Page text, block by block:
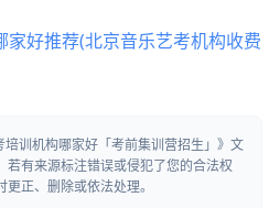
好推荐(北京音乐艺考机构收费
培训机构哪家好「考前集训营招生」》文
有来源标注错误或侵犯了您的合法权
正、删除或依法处理。